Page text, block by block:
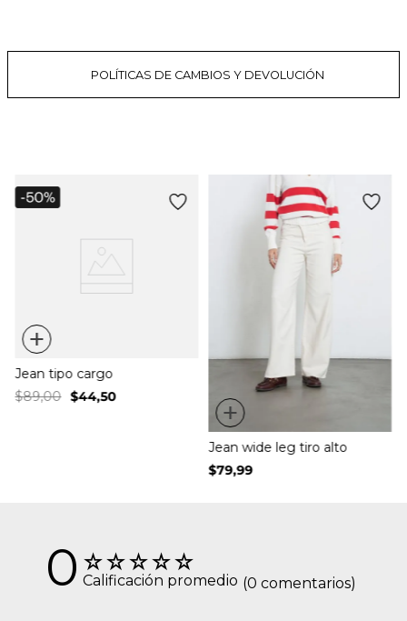
POLÍTICAS DE CAMBIOS Y DEVOLUCIÓN
+
Jean tipo cargo
$89,00 $44,50 +
Jean wide leg tiro alto
$79,99
☆☆☆☆☆
0 Calificación promedio (0 comentarios)